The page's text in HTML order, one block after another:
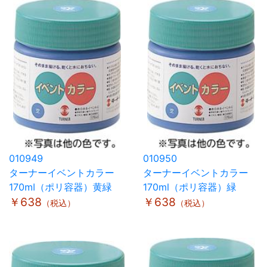
010949
ターナーイベントカラー
170ml（ポリ容器）黄緑
￥638 （税込）
010950
ターナーイベントカラー
170ml（ポリ容器）緑
￥638 （税込）